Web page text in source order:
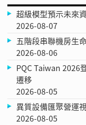
超級模型預示未來
2026-08-07
五階段串聯機房生
2026-08-06
PQC Taiwan
遷移
2026-08-05
異質設備匯聚營運
2026-08-05